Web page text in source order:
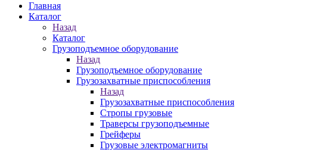
Главная
Каталог
Назад
Каталог
Грузоподъемное оборудование
Назад
Грузоподъемное оборудование
Грузозахватные приспособления
Назад
Грузозахватные приспособления
Стропы грузовые
Траверсы грузоподъемные
Грейферы
Грузовые электромагниты